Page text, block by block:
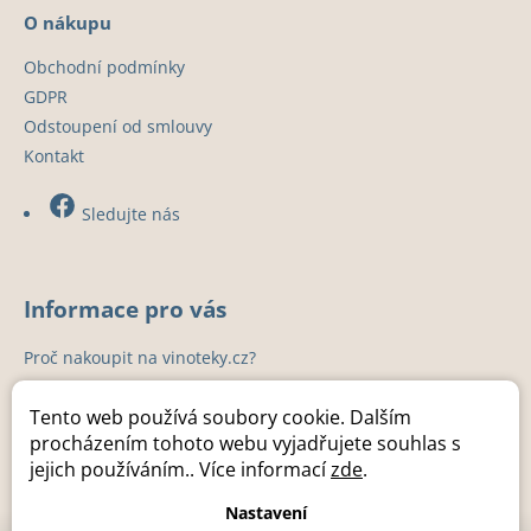
Tento web používá soubory cookie. Dalším
procházením tohoto webu vyjadřujete souhlas s
jejich používáním.. Více informacízde.
Nastavení
O nákupu
Obchodní podmínky
GDPR
Odstoupení od smlouvy
Kontakt
Sledujte nás
Informace pro vás
Proč nakoupit na vinoteky.cz?
Instalace
Záruka a servis
Kuchyňská studia
Kontakty